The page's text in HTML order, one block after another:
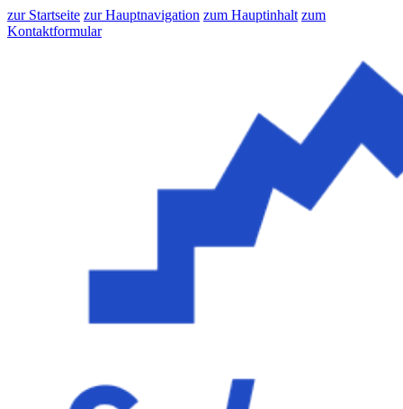
zur Startseite zur Hauptnavigation zum Hauptinhalt zum
Kontaktformular